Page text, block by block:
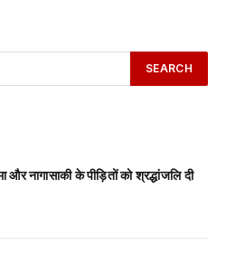
और नागासाकी के पीड़ितों को श्रद्धांजलि दी